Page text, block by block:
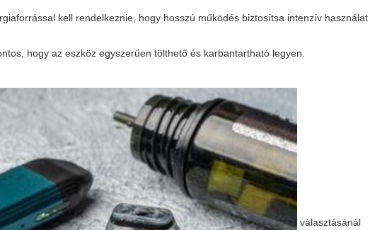
kell rendelkeznie, hogy hosszú működés biztosítsa intenzív használat
hogy az eszköz egyszerűen tölthető és karbantartható legyen.
választásánál